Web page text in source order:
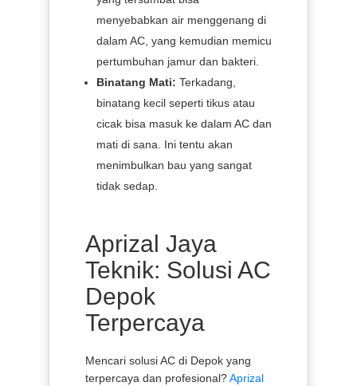
menyebabkan air menggenang di
dalam AC, yang kemudian memicu
pertumbuhan jamur dan bakteri.
Binatang Mati: Terkadang,
binatang kecil seperti tikus atau
cicak bisa masuk ke dalam AC dan
mati di sana. Ini tentu akan
menimbulkan bau yang sangat
tidak sedap.
Aprizal Jaya
Teknik: Solusi AC
Depok
Terpercaya
Mencari solusi AC di Depok yang
terpercaya dan profesional?Aprizal